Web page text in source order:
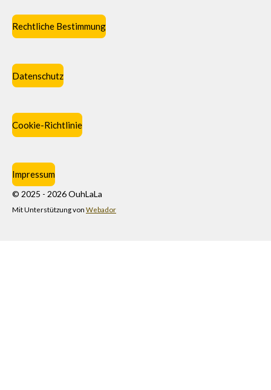
Rechtliche Bestimmung
Datenschutz
Cookie-Richtlinie
Impressum
© 2025 - 2026 OuhLaLa
Mit Unterstützung von Webador